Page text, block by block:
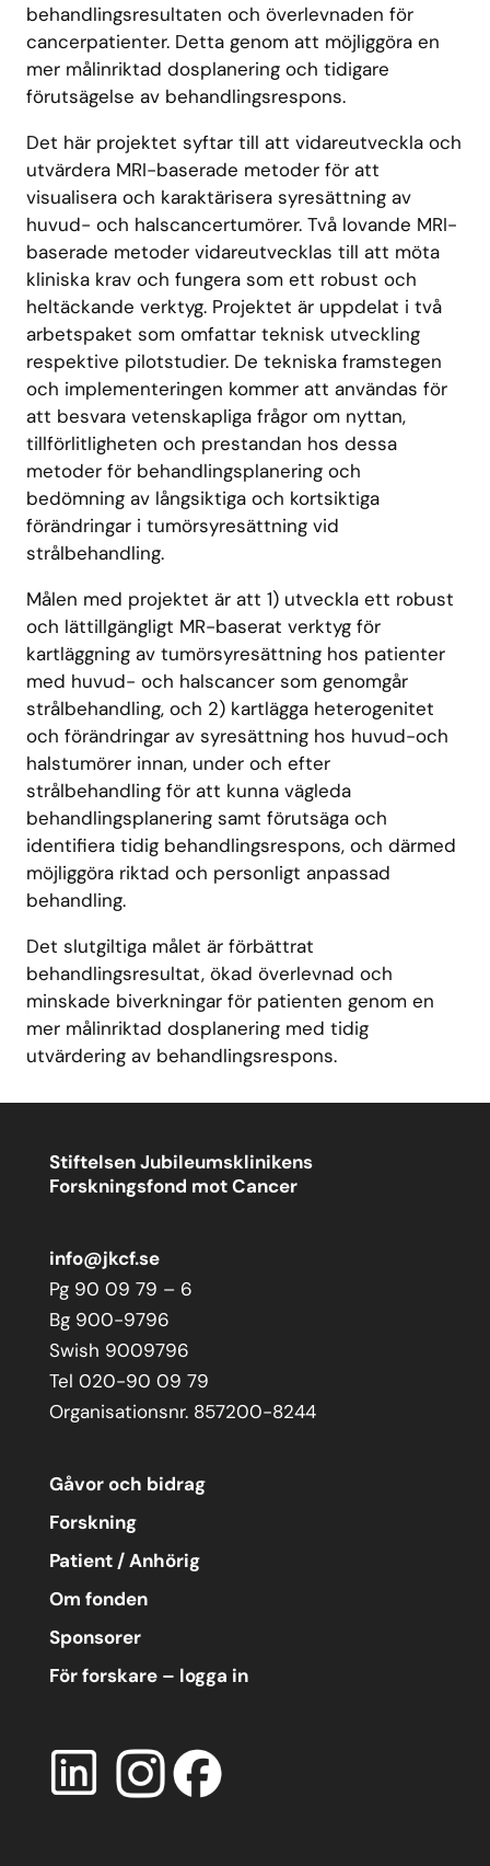
behandlingsresultaten och överlevnaden för
cancerpatienter. Detta genom att möjliggöra en
mer målinriktad dosplanering och tidigare
förutsägelse av behandlingsrespons.
Det här projektet syftar till att vidareutveckla och
utvärdera MRI-baserade metoder för att
visualisera och karaktärisera syresättning av
huvud- och halscancertumörer. Två lovande MRI-
baserade metoder vidareutvecklas till att möta
kliniska krav och fungera som ett robust och
heltäckande verktyg. Projektet är uppdelat i två
arbetspaket som omfattar teknisk utveckling
respektive pilotstudier. De tekniska framstegen
och implementeringen kommer att användas för
att besvara vetenskapliga frågor om nyttan,
tillförlitligheten och prestandan hos dessa
metoder för behandlingsplanering och
bedömning av långsiktiga och kortsiktiga
förändringar i tumörsyresättning vid
strålbehandling.
Målen med projektet är att 1) utveckla ett robust
och lättillgängligt MR-baserat verktyg för
kartläggning av tumörsyresättning hos patienter
med huvud- och halscancer som genomgår
strålbehandling, och 2) kartlägga heterogenitet
och förändringar av syresättning hos huvud-och
halstumörer innan, under och efter
strålbehandling för att kunna vägleda
behandlingsplanering samt förutsäga och
identifiera tidig behandlingsrespons, och därmed
möjliggöra riktad och personligt anpassad
behandling.
Det slutgiltiga målet är förbättrat
behandlingsresultat, ökad överlevnad och
minskade biverkningar för patienten genom en
mer målinriktad dosplanering med tidig
utvärdering av behandlingsrespons.
Stiftelsen Jubileumsklinikens
Forskningsfond mot Cancer
info@jkcf.se
Pg 90 09 79 – 6
Bg 900-9796
Swish 9009796
Tel 020-90 09 79
Organisationsnr. 857200-8244
Gåvor och bidrag
Forskning
Patient / Anhörig
Om fonden
Sponsorer
För forskare – logga in